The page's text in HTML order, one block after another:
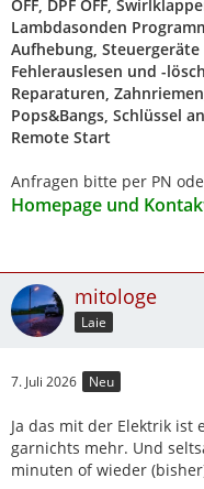
OFF, DPF OFF,
Lambdasonden
Aufhebung,
Fehlerauslesen und -
Reparaturen,
Pops&Bangs, Schlüssel
Remote Start
Anfragen bitte per PN
Homepage und
mitologe
Laie
7. Juli 2026 Neu
Ja das mit der Elektrik ist
garnichts mehr. Und
minuten of wieder